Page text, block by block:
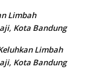
Limbah
Kota Bandung
Limbah
Kota Bandung